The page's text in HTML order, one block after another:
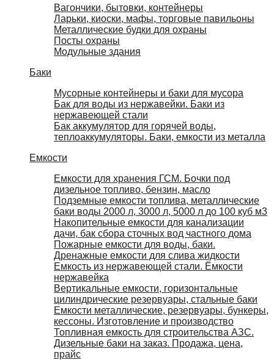
Вагончики, бытовки, контейнеры
Ларьки, киоски, мафы, торговые павильоны
Металлические будки для охраны
Посты охраны
Модульные здания
Баки
Мусорные контейнеры и баки для мусора
Бак для воды из нержавейки. Баки из
нержавеющей стали
Бак аккумулятор для горячей воды,
теплоаккумуляторы. Баки, емкости из металла
Емкости
Емкости для хранения ГСМ. Бочки под
дизельное топливо, бензин, масло
Подземные емкости топлива, металлические
баки воды 2000 л, 3000 л, 5000 л до 100 куб м3
Накопительные емкости для канализации
дачи, бак сбора сточных вод частного дома
Пожарные емкости для воды, баки.
Дренажные емкости для слива жидкости
Емкость из нержавеющей стали. Ёмкости
нержавейка
Вертикальные емкости, горизонтальные
цилиндрические резервуары, стальные баки
Емкости металлические, резервуары, бункеры,
кессоны. Изготовление и производство
Топливная емкость для строительства АЗС.
Дизельные баки на заказ. Продажа, цена,
прайс